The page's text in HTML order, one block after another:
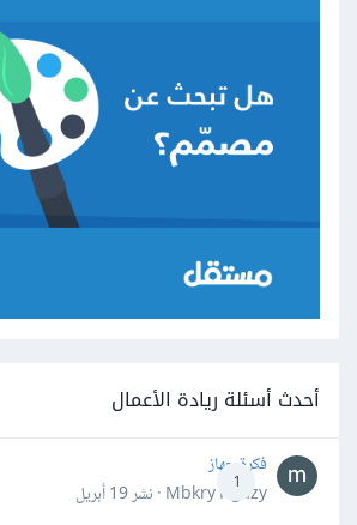
أحدث أسئلة ريادة الأعمال
1
فكرة جهاز
Mbkry Hgazy · نشر
19 أبريل